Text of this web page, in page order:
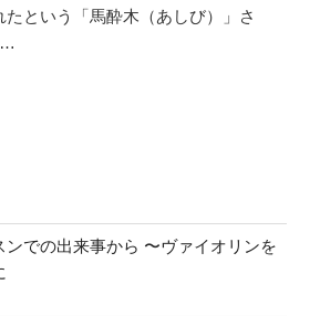
という「馬酔木（あしび）」さ
…
ンでの出来事から 〜ヴァイオリンを